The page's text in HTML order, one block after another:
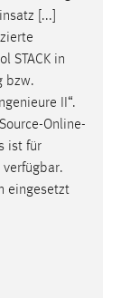
[...]
STACK in
bzw.
II“.
Online-
ist für
verfügbar.
eingesetzt